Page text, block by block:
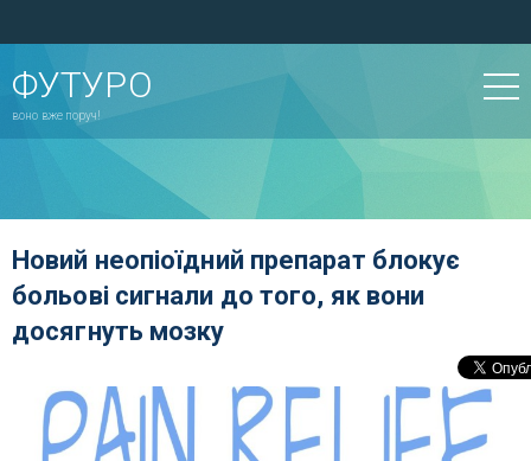
ФУТУРО
воно вже поруч!
Новий неопіоїдний препарат блокує
больові сигнали до того, як вони
досягнуть мозку